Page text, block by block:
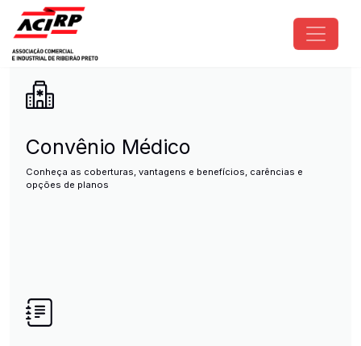
Pular para o conteúdo principal
ACIRP - Associação Comercial
Convênio Médico
Conheça as coberturas, vantagens e benefícios, carências e
opções de planos